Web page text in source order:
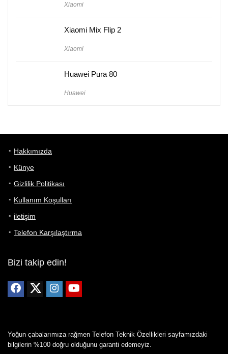
Xiaomi
Xiaomi Mix Flip 2
Xiaomi
Huawei Pura 80
Huawei
Hakkımızda
Künye
Gizlilik Politikası
Kullanım Koşulları
iletişim
Telefon Karşılaştırma
Bizi takip edin!
Yoğun çabalarımıza rağmen Telefon Teknik Özellikleri sayfamızdaki
bilgilerin %100 doğru olduğunu garanti edemeyiz.